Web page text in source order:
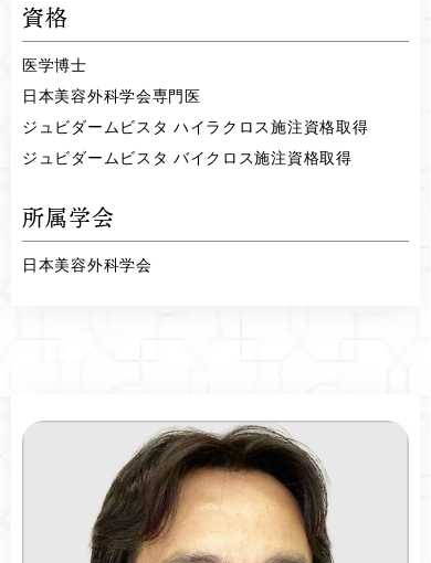
資格
医学博士
日本美容外科学会専門医
ジュビダームビスタ ハイラクロス施注資格取得
ジュビダームビスタ バイクロス施注資格取得
所属学会
日本美容外科学会